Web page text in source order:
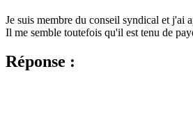
Je suis membre du conseil syndical et j'ai
Il me semble toutefois qu'il est tenu de
Réponse :